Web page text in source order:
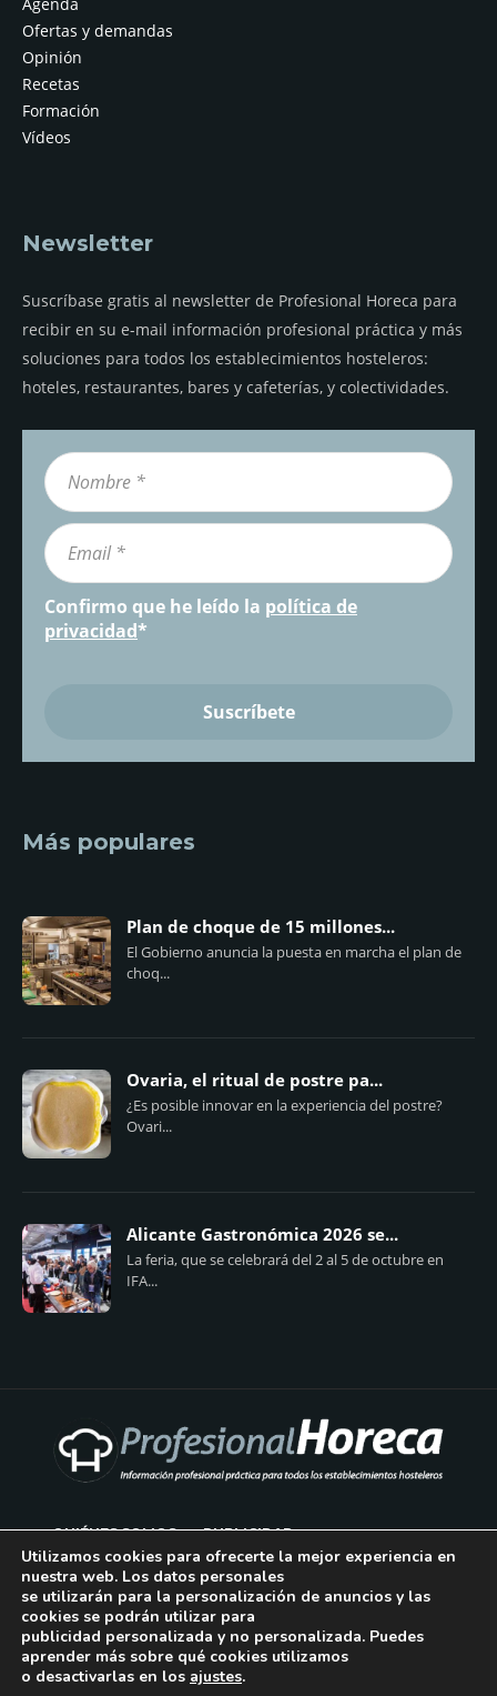
Ofertas y demandas
Opinión
Recetas
Formación
Vídeos
Newsletter
Suscríbase gratis al newsletter de Profesional Horeca para
recibir en su e-mail información profesional práctica y más
soluciones para todos los establecimientos hosteleros:
hoteles, restaurantes, bares y cafeterías, y colectividades.
Confirmo que he leído la política de
privacidad*
Más populares
Plan de choque de 15 millones...
El Gobierno anuncia la puesta en marcha el plan de
choq...
Ovaria, el ritual de postre pa...
¿Es posible innovar en la experiencia del postre?
Ovari...
Alicante Gastronómica 2026 se...
La feria, que se celebrará del 2 al 5 de octubre en
IFA...
QUIÉNES SOMOS PUBLICIDAD
AVISO LEGAL
POLÍTICA DE COOKIES
POLÍTICA DE PRIVACIDAD
Utilizamos cookies para ofrecerte la mejor experiencia en
nuestra web. Los datos personales
se utilizarán para la personalización de anuncios y las
cookies se podrán utilizar para
publicidad personalizada y no personalizada. Puedes
aprender más sobre qué cookies utilizamos
o desactivarlas en los ajustes.